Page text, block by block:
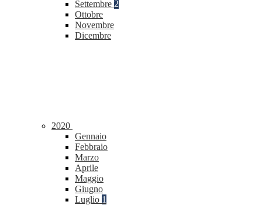
Settembre 2
Ottobre
Novembre
Dicembre
2020
Gennaio
Febbraio
Marzo
Aprile
Maggio
Giugno
Luglio 1